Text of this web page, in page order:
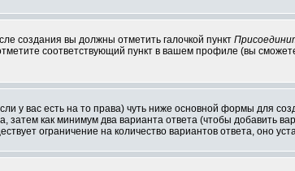
создания вы должны отметить галочкой пункт
соответствующий пункт в вашем профиле (вы
у вас есть на то права) чуть ниже основной формы для
как минимум два варианта ответа (чтобы добавить
ограничение на количество вариантов ответа, оно